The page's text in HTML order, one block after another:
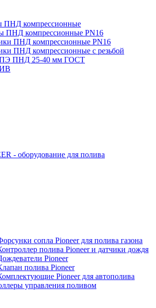
ПНД компрессионные
ПНД компрессионные PN16
ПНД компрессионные PN16
ПНД компрессионные с резьбой
ПЭ ПНД 25-40 мм ГОСТ
- оборудование для полива
сопла Pioneer для полива газона
полива Pioneer и датчики дождя
Pioneer
полива Pioneer
Pioneer для автополива
управления поливом